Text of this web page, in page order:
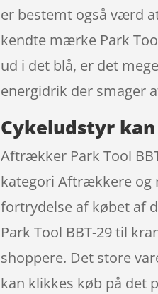
er bestemt også værd
kendte mærke Park
ud i det blå, er det
energidrik der smager
Cykeludstyr
Aftrækker Park Tool
kategori Aftrækkere og
fortrydelse af købet af
Park Tool BBT-29 til
shoppere. Det store
kan klikkes køb på det